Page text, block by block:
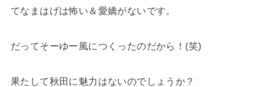
てなまはげは怖い＆愛嬌がないです。
だってそーゆー風につくったのだから！(笑)
果たして秋田に魅力はないのでしょうか？